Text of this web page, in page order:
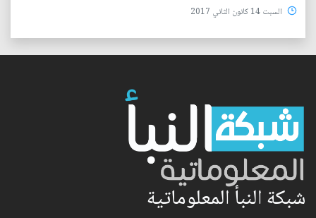
السبت 14 كانون الثاني 2017
شبكة النبأ المعلوماتية